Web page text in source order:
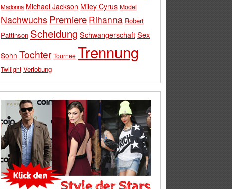
Madonna Michael Jackson Miley Cyrus Model
Nachwuchs Premiere Rihanna Robert
Pattinson Scheidung SchwangerschaftSex
Sohn Tochter Tournee Trennung
Twilight Verlobung